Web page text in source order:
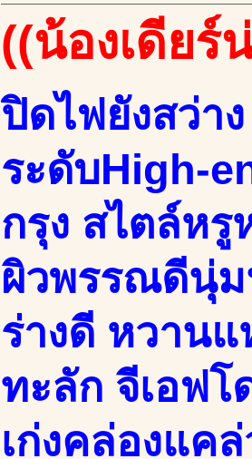
((น้องเดียร์
ปิดไฟยังสว่า
ระดับHigh-
กรุง สไตล์หรู
ผิวพรรณดีนุ่ม
ร่างดี หวาน
ทะลัก จีเอฟ
เก่งคล่องแค